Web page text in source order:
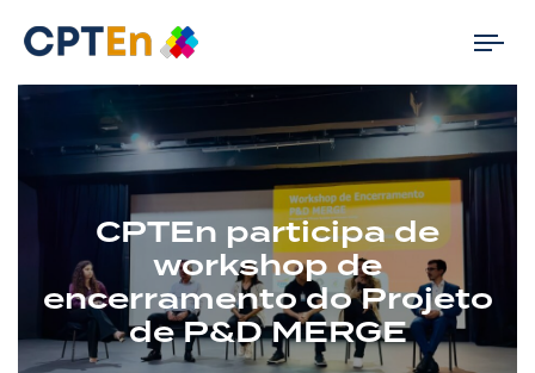
CPTEn participa de
workshop de
encerramento do Projeto
de P&D MERGE